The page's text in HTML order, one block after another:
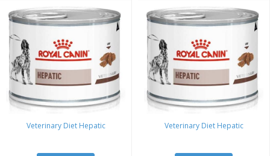
Veterinary Diet Hepatic Veterinary Diet Hepatic